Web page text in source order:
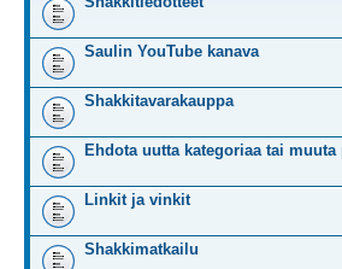
Saulin YouTube kanava
Shakkitavarakauppa
Ehdota uutta kategoriaa tai
Linkit ja vinkit
Shakkimatkailu